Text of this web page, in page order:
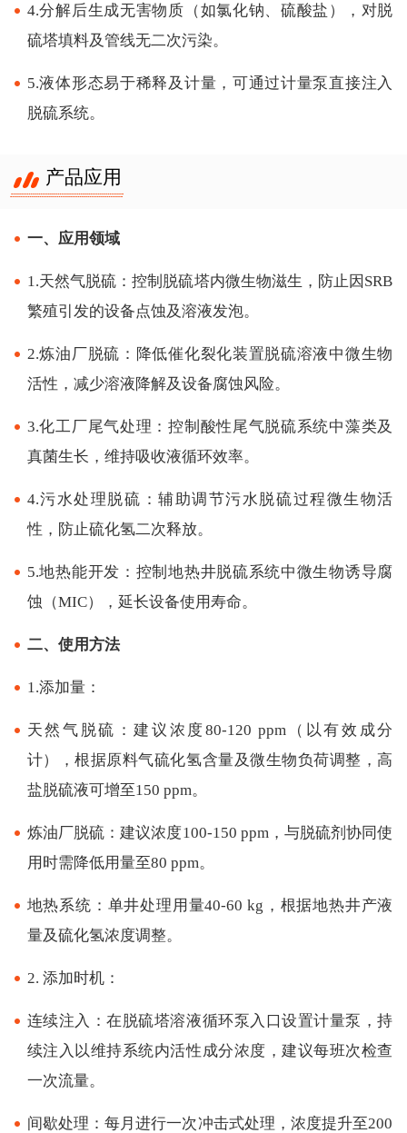
4.分解后生成无害物质（如氯化钠、硫酸盐），对脱
硫塔填料及管线无二次污染。
5.液体形态易于稀释及计量，可通过计量泵直接注入
脱硫系统。
产品应用
一、应用领域
1.天然气脱硫：控制脱硫塔内微生物滋生，防止因SRB
繁殖引发的设备点蚀及溶液发泡。
2.炼油厂脱硫：降低催化裂化装置脱硫溶液中微生物
活性，减少溶液降解及设备腐蚀风险。
3.化工厂尾气处理：控制酸性尾气脱硫系统中藻类及
真菌生长，维持吸收液循环效率。
4.污水处理脱硫：辅助调节污水脱硫过程微生物活
性，防止硫化氢二次释放。
5.地热能开发：控制地热井脱硫系统中微生物诱导腐
蚀（MIC），延长设备使用寿命。
二、使用方法
1.添加量：
天然气脱硫：建议浓度80-120 ppm（以有效成分
计），根据原料气硫化氢含量及微生物负荷调整，高
盐脱硫液可增至150 ppm。
炼油厂脱硫：建议浓度100-150 ppm，与脱硫剂协同使
用时需降低用量至80 ppm。
地热系统：单井处理用量40-60 kg，根据地热井产液
量及硫化氢浓度调整。
2. 添加时机：
连续注入：在脱硫塔溶液循环泵入口设置计量泵，持
续注入以维持系统内活性成分浓度，建议每班次检查
一次流量。
间歇处理：每月进行一次冲击式处理，浓度提升至200